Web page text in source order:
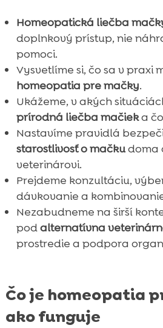
Homeopatická liečba
doplnkový prístup, nie
pomoci.
Vysvetlíme si, čo sa v praxi
homeopatia pre mačky.
Ukážeme, v akých
prírodná liečba mačieka
Nastavíme pravidlá
starostlivosť o mačkudoma
veterinárovi.
Prejdeme konzultáciu,
dávkovanie a
Nezabudneme na širší
podalternatívna
prostredie a podpora
Čo je homeopatia
ako funguje